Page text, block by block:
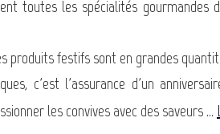
toutes les spécialités
produits festifs sont en grandes
c'est l'assurance d'un
les convives avec des saveurs ...